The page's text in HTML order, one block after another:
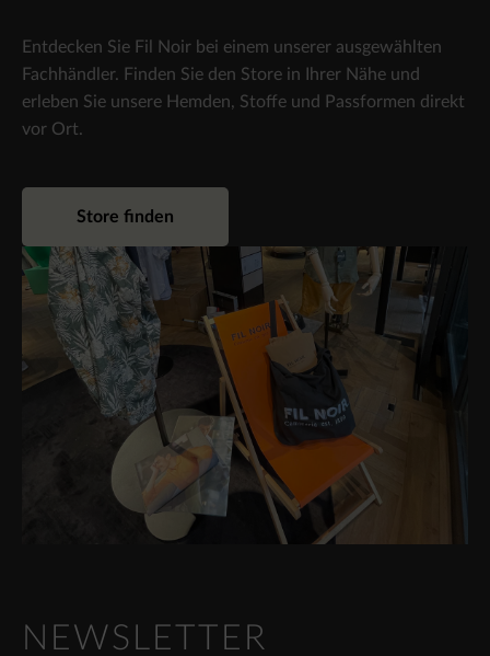
Entdecken Sie Fil Noir bei einem unserer ausgewählten
Fachhändler. Finden Sie den Store in Ihrer Nähe und
erleben Sie unsere Hemden, Stoffe und Passformen direkt
vor Ort.
Store finden
NEWSLETTER